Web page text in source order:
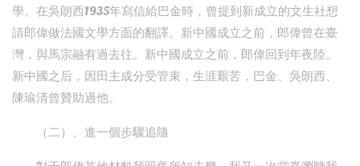
學。在吳朗西1935年寫信給巴金時，曾提到新成立的文生社想
請郎偉做法國文學方面的翻譯。新中國成立之前，郎偉曾在臺
灣，與馬宗融有過去往。新中國成立之前，郎偉回到年夜陸。
新中國之后，因田主成分受管束，生涯艱苦，巴金、吳朗西、
陳瑜清曾贊助過他。
（二）、進一個步驟追隨